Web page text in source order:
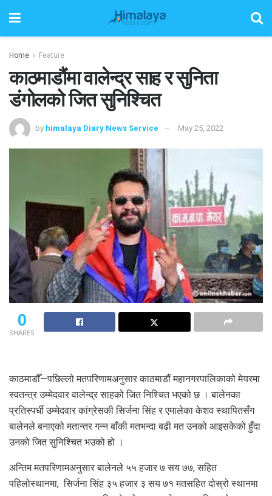
Home Feature
काठमाडौंमा वालेन्द्र साह र सुनिता
डंगोलको जित सुनिश्चित
by himalaya Diary News Service May 25, 2022
0
SHARES
काठमाडौँ—पछिल्लो मतपरिणामअनुसार काठमाडौं महानगरपालिकाको मेयरमा
स्वतन्त्र उम्मेदवार वालेन्द्र साहको जित निश्चित भएको छ । बालेनका
प्रतिस्पर्धी उम्मेदवार कांग्रेसकी सिर्जना सिंह र एमालेका केशव स्थापितसँग
बालेनले बनाएको मतान्तर गन्न बाँकी मतभन्दा बढी मत उनको आइसकेको हुँदा
उनको जित सुनिश्चित भउको हो ।
अन्तिम मतपरिणामअनुसार बालेनले ५५ हजार ७ सय ७७, सहित
पहिलोस्थानमा, सिर्जना सिंह ३५ हजार ३ सय ७१ मतसहित दोस्रो स्थानमा